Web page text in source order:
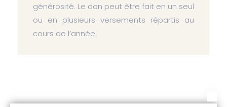
générosité. Le don peut être fait en un seul
ou en plusieurs versements répartis au
cours de l’année.